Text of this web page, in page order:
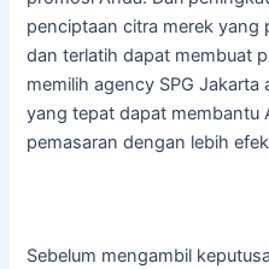
penciptaan citra merek yang
dan terlatih dapat membuat
memilih agency SPG Jakarta
yang tepat dapat membantu
pemasaran dengan lebih
Sebelum mengambil